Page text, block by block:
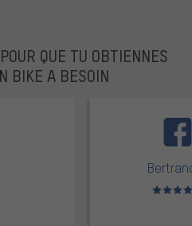
QUE TU OBTIENNES
BIKE A BESOIN
sur 5 Note